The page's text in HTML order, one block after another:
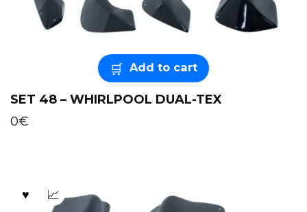
Add to cart
SET 48 – WHIRLPOOL DUAL-TEX
0€